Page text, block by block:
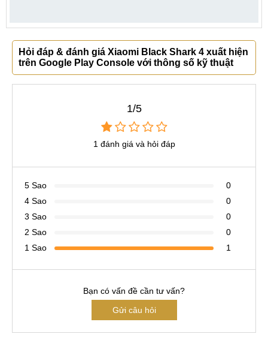
Hỏi đáp & đánh giá Xiaomi Black Shark 4 xuất hiện
trên Google Play Console với thông số kỹ thuật
1/5
1 đánh giá và hỏi đáp
5 Sao
0
4 Sao
0
3 Sao
0
2 Sao
0
1 Sao
1
Bạn có vấn đề cần tư vấn?
Gửi câu hỏi